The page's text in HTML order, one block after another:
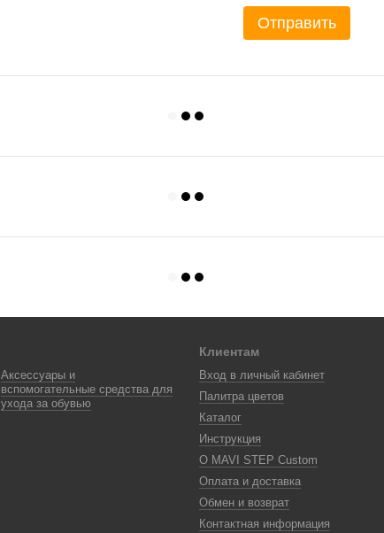
Отправить
Аксессуары и
вспомогательные средства для
ухода за обувью
Клиентам
Вход в личный кабинет
Палитра цветов
Каталог
Инструкция
О MAVI STEP Custom
Оплата и доставка
Обмен и возврат
Контактная информация